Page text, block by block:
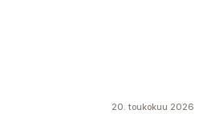
20. toukokuu 2026